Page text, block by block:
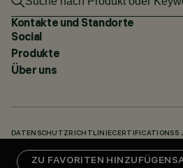
ZU FAVORITEN HINZUFÜGEN
Kontakte und Standorte
Social
Produkte
Über uns
DATENSCHUTZRICHTLINIECERTIFICATIONS 5
UNSERE CODES KNOWLEDGE BASE (LOGIN